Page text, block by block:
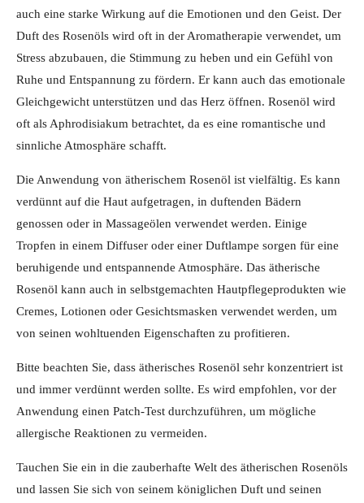
auch eine starke Wirkung auf die Emotionen und den Geist. Der
Duft des Rosenöls wird oft in der Aromatherapie verwendet, um
Stress abzubauen, die Stimmung zu heben und ein Gefühl von
Ruhe und Entspannung zu fördern. Er kann auch das emotionale
Gleichgewicht unterstützen und das Herz öffnen. Rosenöl wird
oft als Aphrodisiakum betrachtet, da es eine romantische und
sinnliche Atmosphäre schafft.
Die Anwendung von ätherischem Rosenöl ist vielfältig. Es kann
verdünnt auf die Haut aufgetragen, in duftenden Bädern
genossen oder in Massageölen verwendet werden. Einige
Tropfen in einem Diffuser oder einer Duftlampe sorgen für eine
beruhigende und entspannende Atmosphäre. Das ätherische
Rosenöl kann auch in selbstgemachten Hautpflegeprodukten wie
Cremes, Lotionen oder Gesichtsmasken verwendet werden, um
von seinen wohltuenden Eigenschaften zu profitieren.
Bitte beachten Sie, dass ätherisches Rosenöl sehr konzentriert ist
und immer verdünnt werden sollte. Es wird empfohlen, vor der
Anwendung einen Patch-Test durchzuführen, um mögliche
allergische Reaktionen zu vermeiden.
Tauchen Sie ein in die zauberhafte Welt des ätherischen Rosenöls
und lassen Sie sich von seinem königlichen Duft und seinen